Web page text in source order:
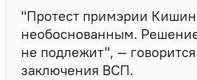
"Протест примэрии
необоснованным.
не подлежит", — говорится
заключения ВСП.